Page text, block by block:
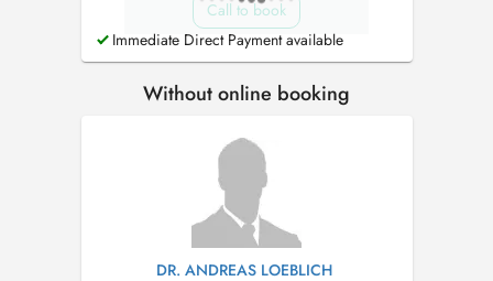
Call to book
Immediate Direct Payment available
Without online booking
DR. ANDREAS LOEBLICH